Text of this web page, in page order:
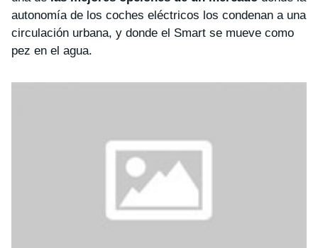
autonomía de los coches eléctricos los condenan a una
circulación urbana, y donde el Smart se mueve como
pez en el agua.